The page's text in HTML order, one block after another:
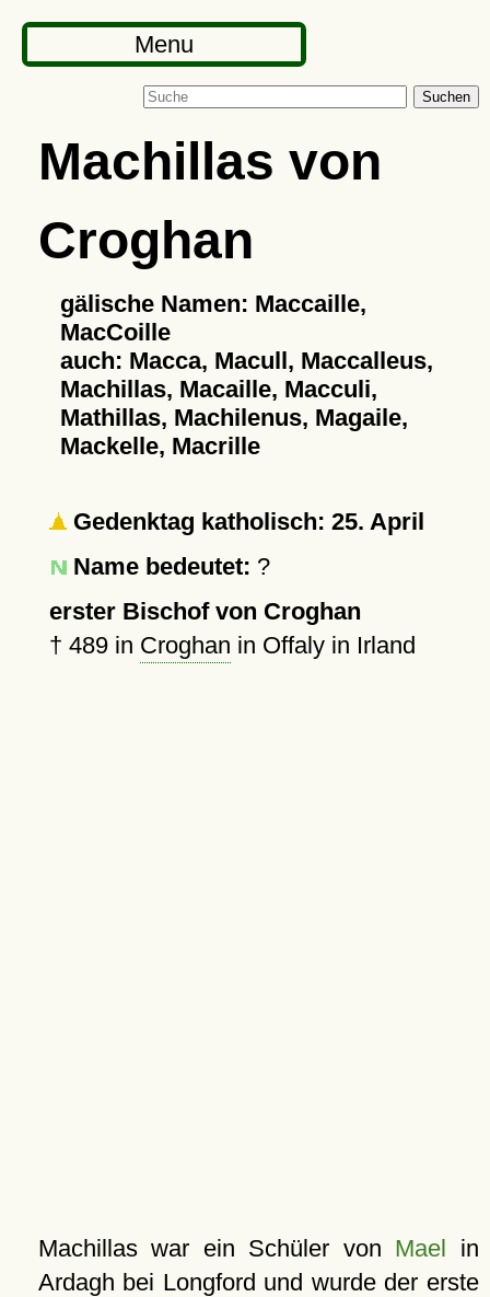
Menu
Suchen
Machillas von
Croghan
gälische Namen: Maccaille,
MacCoille
auch: Macca, Macull, Maccalleus,
Machillas, Macaille, Macculi,
Mathillas, Machilenus, Magaile,
Mackelle, Macrille
Gedenktag katholisch: 25. April
Name bedeutet: ?
erster Bischof von Croghan
† 489in Croghan in Offaly in Irland
Machillas war ein Schüler von Mael in
Ardagh bei Longford und wurde der erste